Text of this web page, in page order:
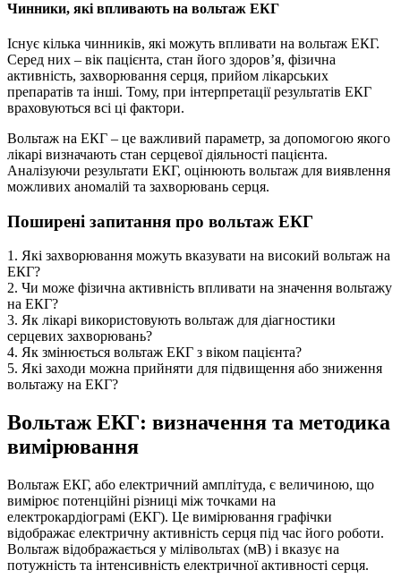
Чинники, які впливають на вольтаж ЕКГ
Існує кілька чинників, які можуть впливати на вольтаж ЕКГ.
Серед них – вік пацієнта, стан його здоров’я, фізична
активність, захворювання серця, прийом лікарських
препаратів та інші. Тому, при інтерпретації результатів ЕКГ
враховуються всі ці фактори.
Вольтаж на ЕКГ – це важливий параметр, за допомогою якого
лікарі визначають стан серцевої діяльності пацієнта.
Аналізуючи результати ЕКГ, оцінюють вольтаж для виявлення
можливих аномалій та захворювань серця.
Поширені запитання про вольтаж ЕКГ
1. Які захворювання можуть вказувати на високий вольтаж на
ЕКГ?
2. Чи може фізична активність впливати на значення вольтажу
на ЕКГ?
3. Як лікарі використовують вольтаж для діагностики
серцевих захворювань?
4. Як змінюється вольтаж ЕКГ з віком пацієнта?
5. Які заходи можна прийняти для підвищення або зниження
вольтажу на ЕКГ?
Вольтаж ЕКГ: визначення та методика
вимірювання
Вольтаж ЕКГ, або електричний амплітуда, є величиною, що
вимірює потенційні різниці між точками на
електрокардіограмі (ЕКГ). Це вимірювання графічки
відображає електричну активність серця під час його роботи.
Вольтаж відображається у мілівольтах (мВ) і вказує на
потужність та інтенсивність електричної активності серця.